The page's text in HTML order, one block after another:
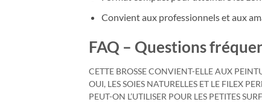
Convient aux professionnels et aux
FAQ – Questions
CETTE BROSSE CONVIENT-ELLE AUX
OUI, LES SOIES NATURELLES ET LE FILEX
PEUT-ON L’UTILISER POUR LES PETITES